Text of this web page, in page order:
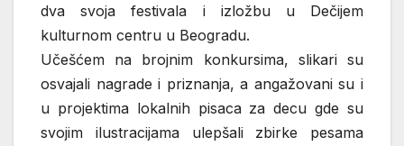
dva svoja festivala i izložbu u Dečijem
kulturnom centru u Beogradu.
Učešćem na brojnim konkursima, slikari su
osvajali nagrade i priznanja, a angažovani su i
u projektima lokalnih pisaca za decu gde su
svojim ilustracijama ulepšali zbirke pesama